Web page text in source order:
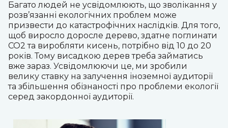
Багато людей не усвідомлюють, що зволікання у
розв’язанні екологічних проблем може
призвести до катастрофічних наслідків. Для того,
щоб виросло доросле дерево, здатне поглинати
CO2 та виробляти кисень, потрібно від 10 до 20
років. Тому висадкою дерев треба займатись
вже зараз. Усвідомлюючи це, ми зробили
велику ставку на залучення іноземної аудиторії
та збільшення обізнаності про проблеми екології
серед закордонної аудиторії.